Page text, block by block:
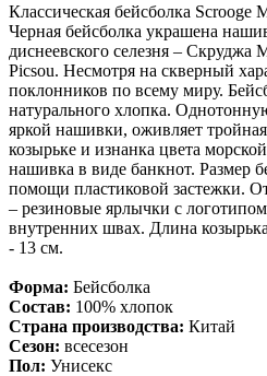
Классическая бейсболка Scrooge
Черная бейсболка украшена
диснеевского селезня – Скруджа
Picsou. Несмотря на скверный
поклонников по всему миру.
натурального хлопка.
яркой нашивки, оживляет тройная
козырьке и изнанка цвета
нашивка в виде банкнот. Размер
помощи пластиковой застежки.
– резиновые ярлычки с
внутренних швах. Длина
- 13 см.
Форма: Бейсболка
Состав: 100% хлопок
Страна производства: Китай
Сезон: всесезон
Пол: Унисекс